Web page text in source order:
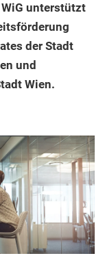
unterstützt
der Stadt
und
Wien.